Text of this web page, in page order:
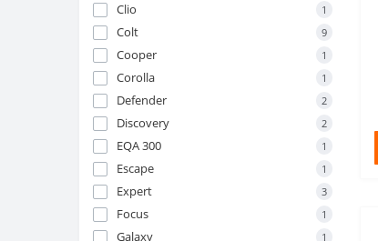
Clio 1
Colt 9
Cooper 1
Corolla 1
Defender 2
Discovery 2
EQA 300 1
Escape 1
Expert 3
Focus 1
Galaxy 1